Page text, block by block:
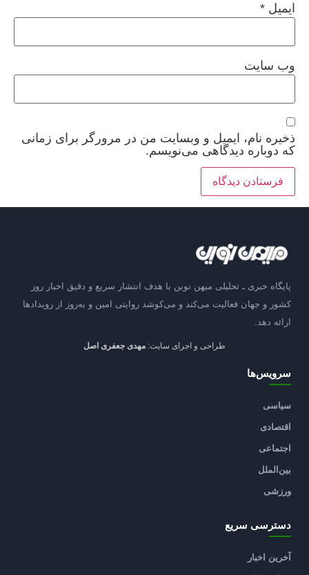
ایمیل *
وب‌ سایت
ذخیره نام، ایمیل و وبسایت من در مرورگر برای زمانی
که دوباره دیدگاهی می‌نویسم.
پایگاه خبری ـ تحلیلی میهن نوین با هدف انتشار سریع و دقیق اخبار روز
کشور و جهان فعالیت می‌کند و می‌کوشد روایتی امین و به‌روز از رویدادها
ارائه دهد.
طراحی و اجرای سایت: مهدی جعفری اصل
سرویس‌ها
سیاسی
اقتصادی
اجتماعی
بین‌الملل
ورزشی
دسترسی سریع
آخرین اخبار